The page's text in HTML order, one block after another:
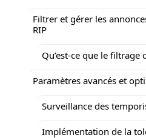
Filtrer et gérer les
RIP
Qu’est-ce que le filtrage
Paramètres avancés et
Surveillance des
Implémentation de la